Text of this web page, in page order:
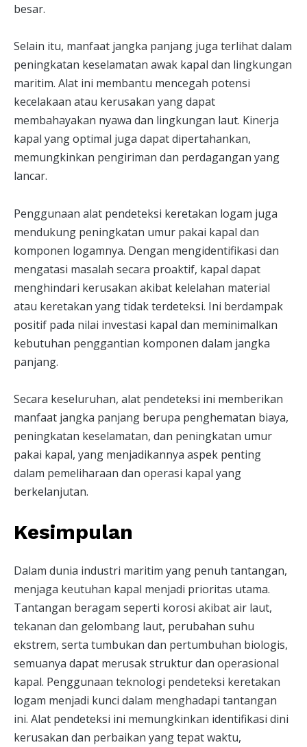
besar.
Selain itu, manfaat jangka panjang juga terlihat dalam
peningkatan keselamatan awak kapal dan lingkungan
maritim. Alat ini membantu mencegah potensi
kecelakaan atau kerusakan yang dapat
membahayakan nyawa dan lingkungan laut. Kinerja
kapal yang optimal juga dapat dipertahankan,
memungkinkan pengiriman dan perdagangan yang
lancar.
Penggunaan alat pendeteksi keretakan logam juga
mendukung peningkatan umur pakai kapal dan
komponen logamnya. Dengan mengidentifikasi dan
mengatasi masalah secara proaktif, kapal dapat
menghindari kerusakan akibat kelelahan material
atau keretakan yang tidak terdeteksi. Ini berdampak
positif pada nilai investasi kapal dan meminimalkan
kebutuhan penggantian komponen dalam jangka
panjang.
Secara keseluruhan, alat pendeteksi ini memberikan
manfaat jangka panjang berupa penghematan biaya,
peningkatan keselamatan, dan peningkatan umur
pakai kapal, yang menjadikannya aspek penting
dalam pemeliharaan dan operasi kapal yang
berkelanjutan.
Kesimpulan
Dalam dunia industri maritim yang penuh tantangan,
menjaga keutuhan kapal menjadi prioritas utama.
Tantangan beragam seperti korosi akibat air laut,
tekanan dan gelombang laut, perubahan suhu
ekstrem, serta tumbukan dan pertumbuhan biologis,
semuanya dapat merusak struktur dan operasional
kapal. Penggunaan teknologi pendeteksi keretakan
logam menjadi kunci dalam menghadapi tantangan
ini. Alat pendeteksi ini memungkinkan identifikasi dini
kerusakan dan perbaikan yang tepat waktu,